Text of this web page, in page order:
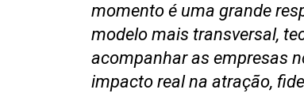
momento é uma grande
modelo mais transversal,
acompanhar as empresas
impacto real na atração,